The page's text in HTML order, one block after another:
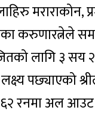
मराराकोन,
करुणारत्नेले
लागि ३ सय
पछ्याएको
रनमा अल आउट